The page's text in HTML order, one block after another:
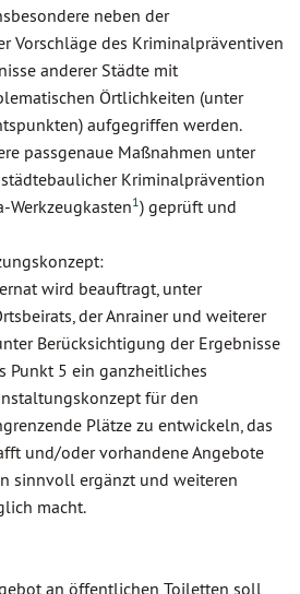
neben der
Vorschläge des Kriminalpräventiven
anderer Städte mit
Örtlichkeiten (unter
aufgegriffen werden.
passgenaue Maßnahmen unter
Kriminalprävention
Werkzeugkasten1) geprüft und
wird beauftragt, unter
der Anrainer und weiterer
Berücksichtigung der Ergebnisse
Punkt 5 ein ganzheitliches
für den
Plätze zu entwickeln, das
und/oder vorhandene Angebote
sinnvoll ergänzt und weiteren
macht.
an öffentlichen Toiletten soll